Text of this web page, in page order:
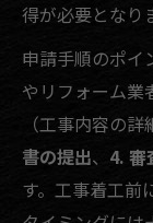
得が必要となり
申請手順のポイ
やリフォーム業
（工事内容の
書の提出、 4. 審
す。工事着工前